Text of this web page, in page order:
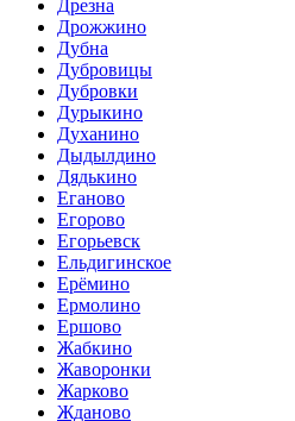
Дрезна
Дрожжино
Дубна
Дубровицы
Дубровки
Дурыкино
Духанино
Дыдылдино
Дядькино
Еганово
Егорово
Егорьевск
Ельдигинское
Ерёмино
Ермолино
Ершово
Жабкино
Жаворонки
Жарково
Жданово